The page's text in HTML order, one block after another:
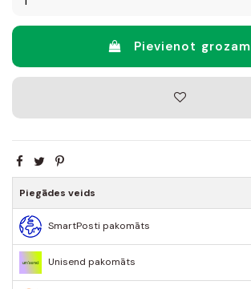
Pievienot grozam
Piegādes veids
SmartPosti pakomāts
Unisend pakomāts